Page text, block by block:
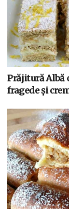
Prăjitură Albă
fragede și